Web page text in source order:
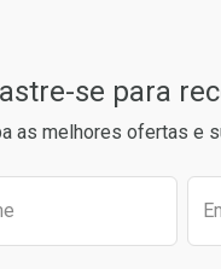
se para
as melhores ofertas e
o